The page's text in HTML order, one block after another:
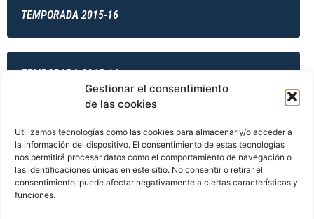
Gestionar el consentimiento
de las cookies
Utilizamos tecnologías como las cookies para almacenar y/o acceder a
la información del dispositivo. El consentimiento de estas tecnologías
nos permitirá procesar datos como el comportamiento de navegación o
las identificaciones únicas en este sitio. No consentir o retirar el
consentimiento, puede afectar negativamente a ciertas características y
funciones.
TEMPORADA 2015-16
TEMPORADA 2015-16
TEMPORADA 2015-16
TEMPORADA 2015-16